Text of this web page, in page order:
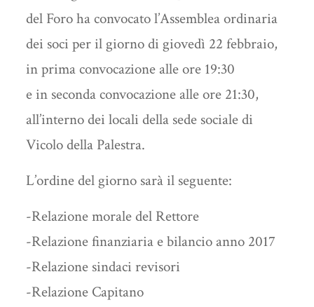
del Foro ha convocato l’Assemblea ordinaria
dei soci per il giorno di giovedì 22 febbraio,
in prima convocazione alle ore 19:30
e in seconda convocazione alle ore 21:30,
all’interno dei locali della sede sociale di
Vicolo della Palestra.
L’ordine del giorno sarà il seguente:
-Relazione morale del Rettore
-Relazione finanziaria e bilancio anno 2017
-Relazione sindaci revisori
-Relazione Capitano